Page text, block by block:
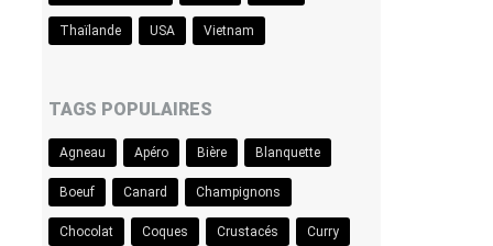
Thaïlande USA Vietnam
TAGS POPULAIRES
Agneau Apéro Bière Blanquette
Boeuf Canard Champignons
Chocolat Coques Crustacés Curry